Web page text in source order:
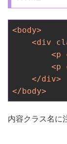
<body>
<div
<p
<p
</div>
</body>
内容クラス名に